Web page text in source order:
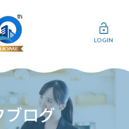
LOGIN
ブログ